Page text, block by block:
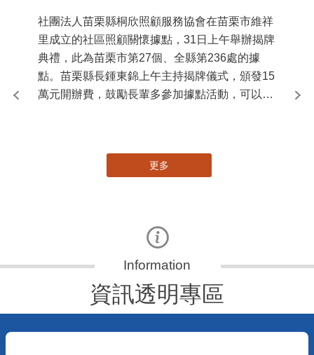
社團法人苗栗縣桐欣照顧服務協會在苗栗市維祥
里成立的社區照顧關懷據點，31日上午舉辦揭牌
典禮，此為苗栗市第27個、全縣第236處的據
點。苗栗縣長鍾東錦上午主持揭牌儀式，頒發15
萬元開辦費，鼓勵長輩多參加據點活動，可以更
縣
更多
資訊透明專區